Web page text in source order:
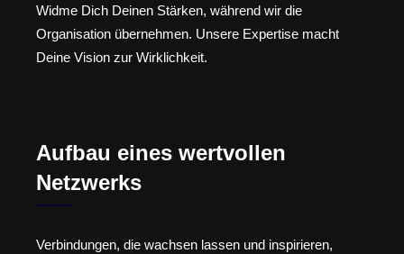
Widme Dich Deinen Stärken, während wir die
Organisation übernehmen. Unsere Expertise macht
Deine Vision zur Wirklichkeit.
Aufbau eines wertvollen
Netzwerks
Verbindungen, die wachsen lassen und inspirieren,